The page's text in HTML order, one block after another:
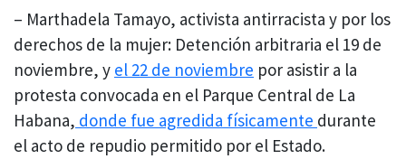
– Marthadela Tamayo, activista antirracista y por los
derechos de la mujer: Detención arbitraria el 19 de
noviembre, y el 22 de noviembre por asistir a la
protesta convocada en el Parque Central de La
Habana, donde fue agredida físicamente durante
el acto de repudio permitido por el Estado.